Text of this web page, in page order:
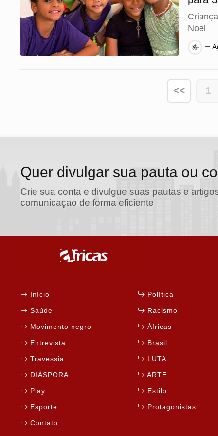
Noel
<< 1
Quer divulgar sua pauta ou
Crie sua conta e divulgue suas pautas e
comunicação de forma eficiente
Início Política
Saúde Racismo
Movimento negro Áfricas
Entrevista Brasil
Travessia LUTA
DIÁSPORA ARTE
Play Estilo
Esporte Protagonistas
Contato